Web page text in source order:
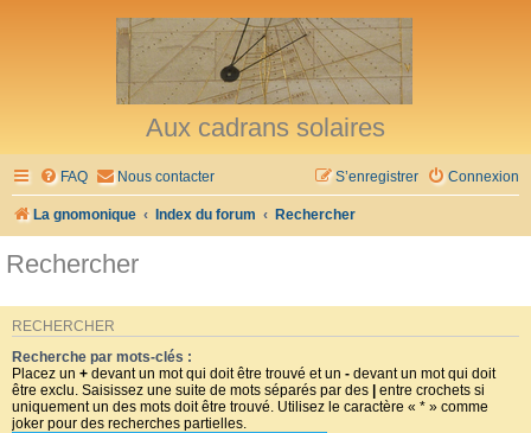
Aux cadrans solaires
FAQ Nous contacter Connexion
S’enregistrer
La gnomonique Index du forum Rechercher
Rechercher
RECHERCHER
Recherche par mots-clés :
Placez un + devant un mot qui doit être trouvé et un - devant un mot qui doit
être exclu. Saisissez une suite de mots séparés par des | entre crochets si
uniquement un des mots doit être trouvé. Utilisez le caractère « * » comme
joker pour des recherches partielles.